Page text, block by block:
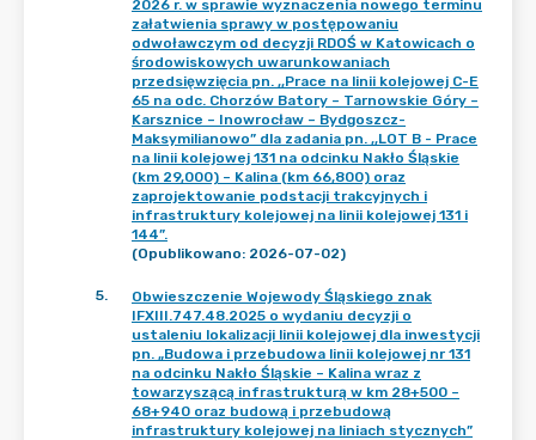
2026 r. w sprawie wyznaczenia nowego terminu
załatwienia sprawy w postępowaniu
odwoławczym od decyzji RDOŚ w Katowicach o
środowiskowych uwarunkowaniach
przedsięwzięcia pn. ,,Prace na linii kolejowej C-E
65 na odc. Chorzów Batory – Tarnowskie Góry –
Karsznice – Inowrocław – Bydgoszcz-
Maksymilianowo” dla zadania pn. ,,LOT B - Prace
na linii kolejowej 131 na odcinku Nakło Śląskie
(km 29,000) – Kalina (km 66,800) oraz
zaprojektowanie podstacji trakcyjnych i
infrastruktury kolejowej na linii kolejowej 131 i
144”.
(Opublikowano: 2026-07-02)
5.
Obwieszczenie Wojewody Śląskiego znak
IFXIII.747.48.2025 o wydaniu decyzji o
ustaleniu lokalizacji linii kolejowej dla inwestycji
pn. „Budowa i przebudowa linii kolejowej nr 131
na odcinku Nakło Śląskie – Kalina wraz z
towarzyszącą infrastrukturą w km 28+500 –
68+940 oraz budową i przebudową
infrastruktury kolejowej na liniach stycznych”